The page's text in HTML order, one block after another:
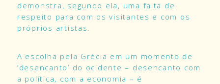
demonstra, segundo ela, uma falta de
respeito para com os visitantes e com os
próprios artistas.
A escolha pela Grécia em um momento de
‘desencanto’ do ocidente – desencanto com
a política, com a economia – é